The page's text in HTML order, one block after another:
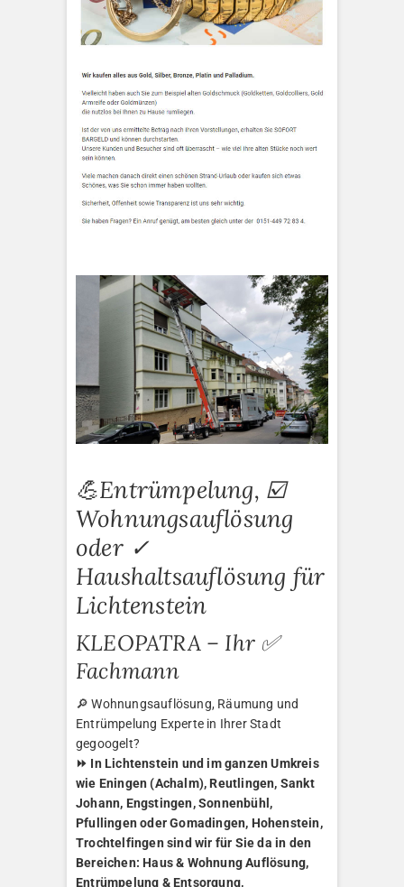
💪Entrümpelung, ☑️
Wohnungsauflösung
oder ✓
Haushaltsauflösung für
Lichtenstein
KLEOPATRA – Ihr ✅
Fachmann
🔎 Wohnungsauflösung, Räumung und
Entrümpelung Experte in Ihrer Stadt
gegoogelt?
⏩ In Lichtenstein und im ganzen Umkreis
wie Eningen (Achalm), Reutlingen, Sankt
Johann, Engstingen, Sonnenbühl,
Pfullingen oder Gomadingen, Hohenstein,
Trochtelfingen sind wir für Sie da in den
Bereichen: Haus & Wohnung Auflösung,
Entrümpelung & Entsorgung,